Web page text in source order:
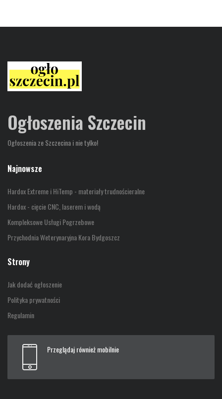
Ogłoszenia Szczecin
Ogłoszenia ze Szczecina i nie tylko!
Najnowsze
Hardox Extreme i HiTemp - materiały trudnościeralne
Hardox - cięcie CNC, laserem i wodą
Kompleksowe Usługi Pogrzebowe
Przychodnia Weterynaryjna Kora Bydgoszcz
Strony
Jak dodać ogłoszenie
Polityka prywatności
Regulamin
Przeglądaj również mobilnie